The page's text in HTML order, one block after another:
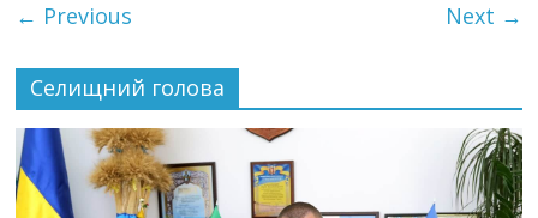
← Previous Next →
Селищний голова